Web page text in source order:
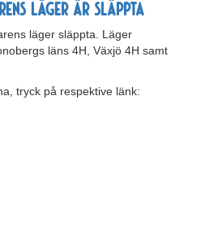
läger är släppta
läger släppta. Läger
läns 4H, Växjö 4H samt
tryck på respektive länk: